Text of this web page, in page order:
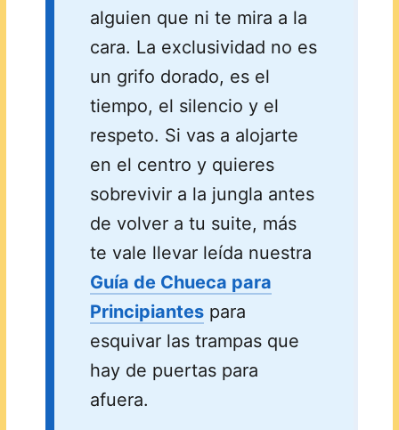
alguien que ni te mira a la
cara. La exclusividad no es
un grifo dorado, es el
tiempo, el silencio y el
respeto. Si vas a alojarte
en el centro y quieres
sobrevivir a la jungla antes
de volver a tu suite, más
te vale llevar leída nuestra
Guía de Chueca para
Principiantes para
esquivar las trampas que
hay de puertas para
afuera.